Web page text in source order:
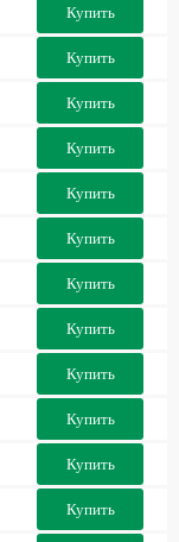
Купить
Купить
Купить
Купить
Купить
Купить
Купить
Купить
Купить
Купить
Купить
Купить